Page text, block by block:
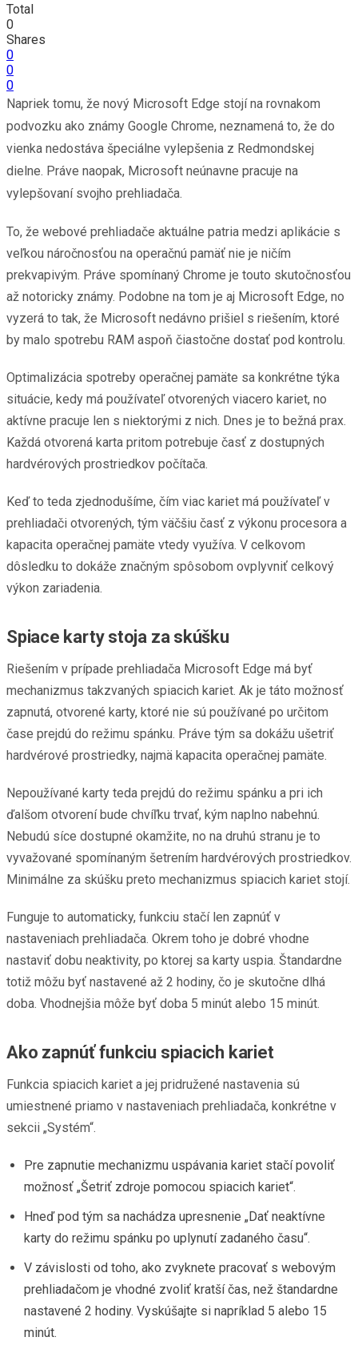
Total
0
Shares
0
0
0
Napriek tomu, že nový Microsoft Edge stojí na rovnakom
podvozku ako známy Google Chrome, neznamená to, že do
vienka nedostáva špeciálne vylepšenia z Redmondskej
dielne. Práve naopak, Microsoft neúnavne pracuje na
vylepšovaní svojho prehliadača.
To, že webové prehliadače aktuálne patria medzi aplikácie s
veľkou náročnosťou na operačnú pamäť nie je ničím
prekvapivým. Práve spomínaný Chrome je touto skutočnosťou
až notoricky známy. Podobne na tom je aj Microsoft Edge, no
vyzerá to tak, že Microsoft nedávno prišiel s riešením, ktoré
by malo spotrebu RAM aspoň čiastočne dostať pod kontrolu.
Optimalizácia spotreby operačnej pamäte sa konkrétne týka
situácie, kedy má používateľ otvorených viacero kariet, no
aktívne pracuje len s niektorými z nich. Dnes je to bežná prax.
Každá otvorená karta pritom potrebuje časť z dostupných
hardvérových prostriedkov počítača.
Keď to teda zjednodušíme, čím viac kariet má používateľ v
prehliadači otvorených, tým väčšiu časť z výkonu procesora a
kapacita operačnej pamäte vtedy využíva. V celkovom
dôsledku to dokáže značným spôsobom ovplyvniť celkový
výkon zariadenia.
Spiace karty stoja za skúšku
Riešením v prípade prehliadača Microsoft Edge má byť
mechanizmus takzvaných spiacich kariet. Ak je táto možnosť
zapnutá, otvorené karty, ktoré nie sú používané po určitom
čase prejdú do režimu spánku. Práve tým sa dokážu ušetriť
hardvérové prostriedky, najmä kapacita operačnej pamäte.
Nepoužívané karty teda prejdú do režimu spánku a pri ich
ďalšom otvorení bude chvíľku trvať, kým naplno nabehnú.
Nebudú síce dostupné okamžite, no na druhú stranu je to
vyvažované spomínaným šetrením hardvérových prostriedkov.
Minimálne za skúšku preto mechanizmus spiacich kariet stojí.
Funguje to automaticky, funkciu stačí len zapnúť v
nastaveniach prehliadača. Okrem toho je dobré vhodne
nastaviť dobu neaktivity, po ktorej sa karty uspia. Štandardne
totiž môžu byť nastavené až 2 hodiny, čo je skutočne dlhá
doba. Vhodnejšia môže byť doba 5 minút alebo 15 minút.
Ako zapnúť funkciu spiacich kariet
Funkcia spiacich kariet a jej pridružené nastavenia sú
umiestnené priamo v nastaveniach prehliadača, konkrétne v
sekcii „Systém“.
Pre zapnutie mechanizmu uspávania kariet stačí povoliť
možnosť „Šetriť zdroje pomocou spiacich kariet“.
Hneď pod tým sa nachádza upresnenie „Dať neaktívne
karty do režimu spánku po uplynutí zadaného času“.
V závislosti od toho, ako zvyknete pracovať s webovým
prehliadačom je vhodné zvoliť kratší čas, než štandardne
nastavené 2 hodiny. Vyskúšajte si napríklad 5 alebo 15
minút.